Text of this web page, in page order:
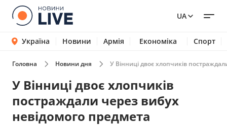
UA
Україна Новини Армія Економіка Спорт
Головна Новини дня У Вінниці двоє хлопчиків
У Вінниці двоє хлопчиків
постраждали через вибух
невідомого предмета